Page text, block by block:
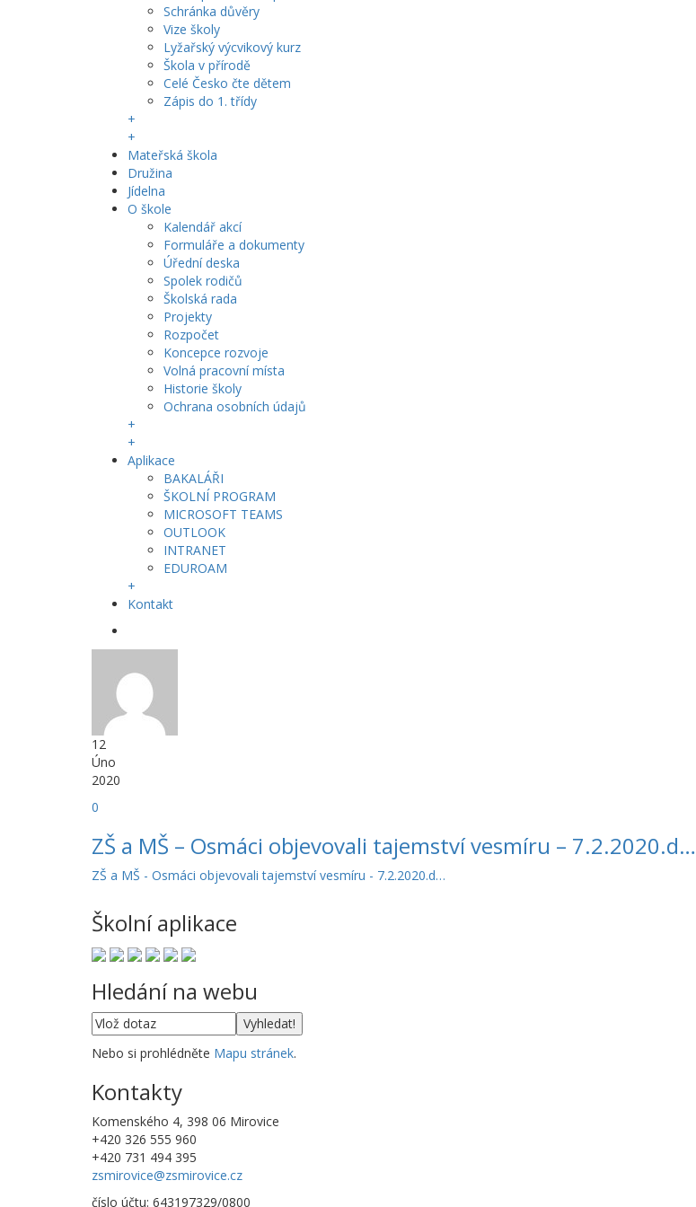
Schránka důvěry
Vize školy
Lyžařský výcvikový kurz
Škola v přírodě
Celé Česko čte dětem
Zápis do 1. třídy
+
+
Mateřská škola
Družina
Jídelna
O škole
Kalendář akcí
Formuláře a dokumenty
Úřední deska
Spolek rodičů
Školská rada
Projekty
Rozpočet
Koncepce rozvoje
Volná pracovní místa
Historie školy
Ochrana osobních údajů
+
+
Aplikace
BAKALÁŘI
ŠKOLNÍ PROGRAM
MICROSOFT TEAMS
OUTLOOK
INTRANET
EDUROAM
+
Kontakt
12
Úno
2020
0
ZŠ a MŠ – Osmáci objevovali tajemství vesmíru – 7.2.2020.d…
ZŠ a MŠ - Osmáci objevovali tajemství vesmíru - 7.2.2020.d…
Školní aplikace
Hledání na webu
Nebo si prohlédněte Mapu stránek.
Kontakty
Komenského 4, 398 06 Mirovice
+420 326 555 960
+420 731 494 395
zsmirovice@zsmirovice.cz
číslo účtu: 643197329/0800